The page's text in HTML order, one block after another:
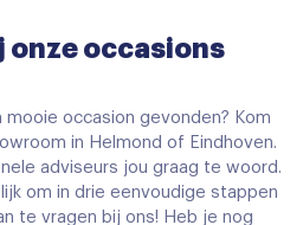
onze occasions
mooie occasion gevonden? Kom
in Helmond of Eindhoven.
adviseurs jou graag te woord.
om in drie eenvoudige stappen
te vragen bij ons! Heb je nog